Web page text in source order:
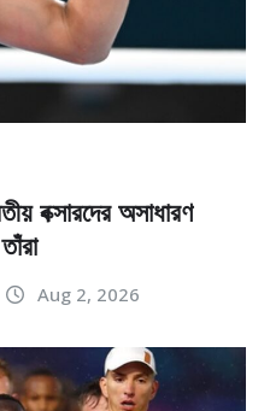
বক্সারদের অসাধারণ
Aug 2, 2026